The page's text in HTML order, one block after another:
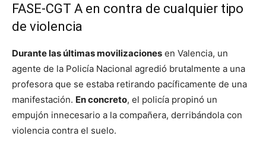
FASE-CGT A en contra de cualquier tipo
de violencia
Durante las últimas movilizaciones en Valencia, un
agente de la Policía Nacional agredió brutalmente a una
profesora que se estaba retirando pacíficamente de una
manifestación. En concreto, el policía propinó un
empujón innecesario a la compañera, derribándola con
violencia contra el suelo.